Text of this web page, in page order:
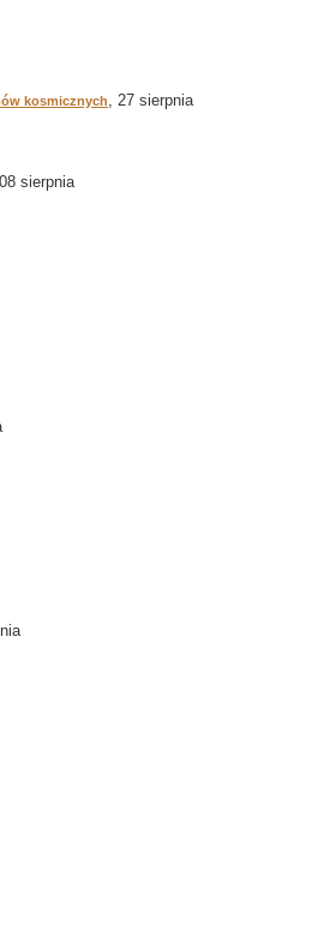
kosmicznych, 27 sierpnia
sierpnia